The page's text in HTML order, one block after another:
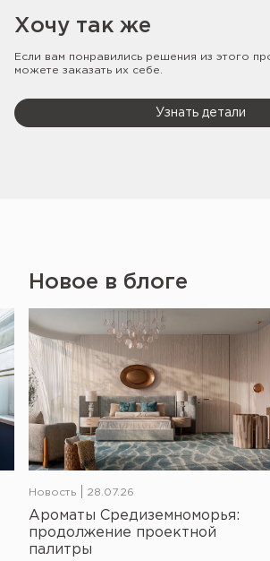
Хочу так же
Если вам понравились решения из этого
можете заказать их себе.
Узнать детали
Новое в блоге
Новость 28.07.26
Ароматы Средиземноморья:
продолжение проектной
палитры